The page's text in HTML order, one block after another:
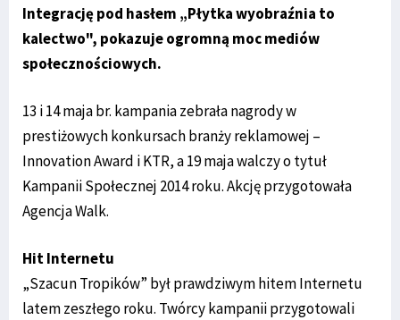
Integrację pod hasłem „Płytka wyobraźnia to
kalectwo", pokazuje ogromną moc mediów
społecznościowych.
13 i 14 maja br. kampania zebrała nagrody w
prestiżowych konkursach branży reklamowej –
Innovation Award i KTR, a 19 maja walczy o tytuł
Kampanii Społecznej 2014 roku. Akcję przygotowała
Agencja Walk.
Hit Internetu
„Szacun Tropików” był prawdziwym hitem Internetu
latem zeszłego roku. Twórcy kampanii przygotowali